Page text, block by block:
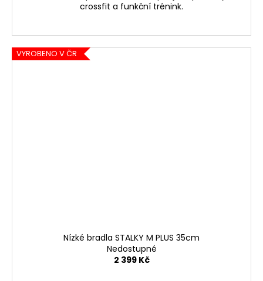
crossfit a funkční trénink.
VYROBENO V ČR
Nízké bradla STALKY M PLUS 35cm
Nedostupné
2 399 Kč